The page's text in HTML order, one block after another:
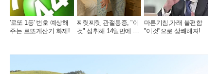
'로또 1등' 번호 예상해
주는 로또계산기 화제!
찌릿찌릿 관절통증, "이
것" 섭취해 14일만에 완
마른기침,가래 불편함
"이것"으로 상쾌해져!